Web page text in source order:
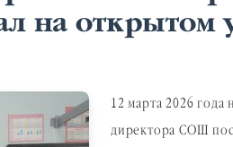
на
12 марта 2026
директора СОШ